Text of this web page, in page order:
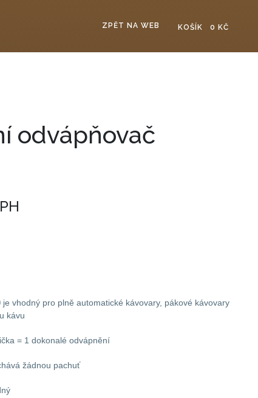
ZPĚT NA WEB KOŠÍK 0 KČ
odvápňovač
vhodný pro plně automatické kávovary, pákové kávovary
kávu
= 1 dokonalé odvápnění
žádnou pachuť